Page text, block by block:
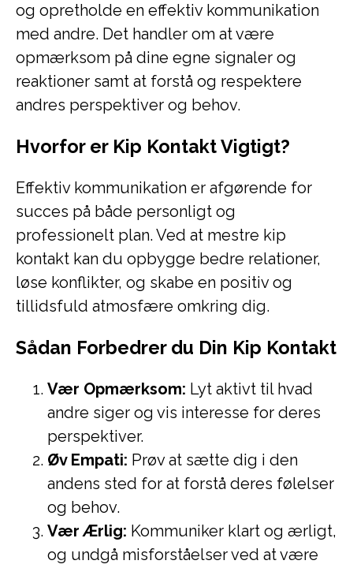
og opretholde en effektiv kommunikation
med andre. Det handler om at være
opmærksom på dine egne signaler og
reaktioner samt at forstå og respektere
andres perspektiver og behov.
Hvorfor er Kip Kontakt Vigtigt?
Effektiv kommunikation er afgørende for
succes på både personligt og
professionelt plan. Ved at mestre kip
kontakt kan du opbygge bedre relationer,
løse konflikter, og skabe en positiv og
tillidsfuld atmosfære omkring dig.
Sådan Forbedrer du Din Kip Kontakt
Vær Opmærksom: Lyt aktivt til hvad
andre siger og vis interesse for deres
perspektiver.
Øv Empati: Prøv at sætte dig i den
andens sted for at forstå deres følelser
og behov.
Vær Ærlig: Kommuniker klart og ærligt,
og undgå misforståelser ved at være